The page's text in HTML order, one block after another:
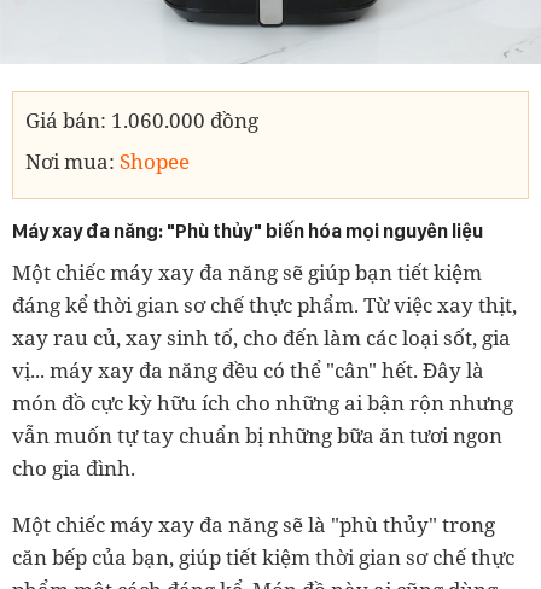
Giá bán: 1.060.000 đồng
Nơi mua: Shopee
Máy xay đa năng: "Phù thủy" biến hóa mọi nguyên liệu
Một chiếc máy xay đa năng sẽ giúp bạn tiết kiệm
đáng kể thời gian sơ chế thực phẩm. Từ việc xay thịt,
xay rau củ, xay sinh tố, cho đến làm các loại sốt, gia
vị... máy xay đa năng đều có thể "cân" hết. Đây là
món đồ cực kỳ hữu ích cho những ai bận rộn nhưng
vẫn muốn tự tay chuẩn bị những bữa ăn tươi ngon
cho gia đình.
Một chiếc máy xay đa năng sẽ là "phù thủy" trong
căn bếp của bạn, giúp tiết kiệm thời gian sơ chế thực